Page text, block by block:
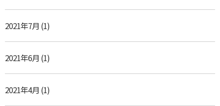
2021年7月 (1)
2021年6月 (1)
2021年4月 (1)